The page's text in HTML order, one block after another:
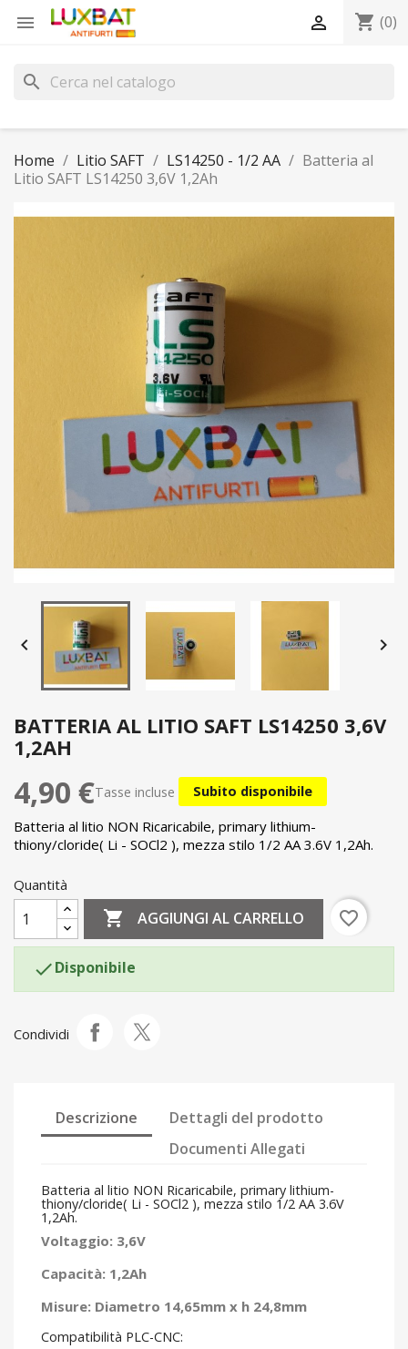
 shopping_cart (0)

search
Home Litio SAFT LS14250 - 1/2 AA
Batteria al
Litio SAFT LS14250 3,6V 1,2Ah
 
BATTERIA AL LITIO SAFT LS14250 3,6V
1,2AH
4,90 €Tasse incluse Subito disponibile
Batteria al litio NON Ricaricabile, primary lithium-
thiony/cloride( Li - SOCl2 ), mezza stilo 1/2 AA 3.6V 1,2Ah.
Quantità
 AGGIUNGI AL CARRELLO favorite_border
Disponibile
Condividi
Descrizione
Dettagli del prodotto
Documenti Allegati
Batteria al litio NON Ricaricabile, primary lithium-
thiony/cloride( Li - SOCl2 ), mezza stilo 1/2 AA 3.6V
1,2Ah.
Voltaggio: 3,6V
Capacità: 1,2Ah
Misure: Diametro 14,65mm x h 24,8mm
Compatibilità PLC-CNC: